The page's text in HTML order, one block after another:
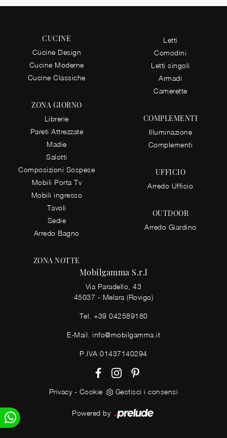
CUCINE
Cucine Design
Cucine Moderne
Cucine Classiche
ZONA GIORNO
Librerie
Pareti Attrezzate
Madie
Salotti
Composizioni Sospese
Mobili Porta Tv
Mobili ingresso
Tavoli
Sedie
Arredo Bagno
ZONA NOTTE
Letti
Comodini
Letti singoli
Armadi
Camerette
COMPLEMENTI
Illuminazione
Complementi
UFFICIO
Arredo Ufficio
OUTDOOR
Arredo Giardino
Mobilgamma S.r.l
Via Paradello, 43
45037 - Melara (Rovigo)
Tel. +39 042589180
E-Mail. info@mobilgamma.it
P.IVA 01437140294
Privacy- Cookie Gestisci i consensi
Powered by